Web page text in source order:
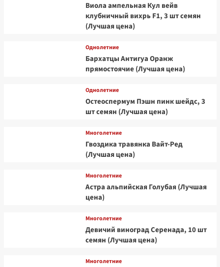
Виола ампельная Кул вейв
клубничный вихрь F1, 3 шт семян
(Лучшая цена)
Однолетние
Бархатцы Антигуа Оранж
прямостоячие (Лучшая цена)
Однолетние
Остеоспермум Пэшн пинк шейдс, 3
шт семян (Лучшая цена)
Многолетние
Гвоздика травянка Вайт-Ред
(Лучшая цена)
Многолетние
Астра альпийская Голубая (Лучшая
цена)
Многолетние
Девичий виноград Серенада, 10 шт
семян (Лучшая цена)
Многолетние